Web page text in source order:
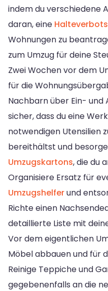
indem du verschiedene
daran, eine
Wohnungen zu
zum Umzug für deine
Zwei Wochen vor dem
für die
Nachbarn über Ein- und
sicher, dass du eine
notwendigen Utensilien
bereithältst und
Umzugskartons, die du
Organisiere Ersatz für
Umzugshelferund
Richte einen
detaillierte Liste mit
Vor dem eigentlichen
Möbel abbauen und für
Reinige Teppiche und
gegebenenfalls an die